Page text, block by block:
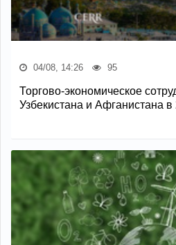
04/08, 14:26 95
Торгово-экономическое
Узбекистана и Афганистана в